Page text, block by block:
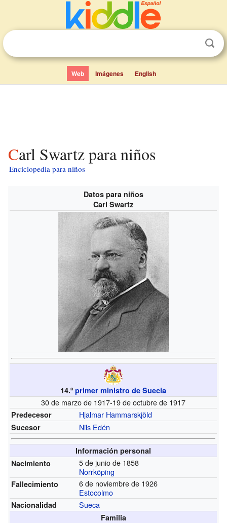
Web Imágenes English
Carl Swartz para niños
Enciclopedia para niños
Datos para niños
Carl Swartz
14.ºprimer ministro de Suecia
30 de marzo de 1917-19 de octubre de 1917
Predecesor Hjalmar Hammarskjöld
Sucesor Nils Edén
Información personal
Nacimiento
5 de junio de 1858
Norrköping
Fallecimiento
6 de noviembre de 1926
Estocolmo
Nacionalidad Sueca
Familia